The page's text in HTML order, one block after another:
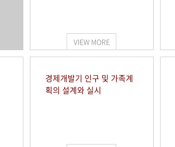
VIEW MORE
경제개발기 인구 및 가족계
획의 설계와 실시